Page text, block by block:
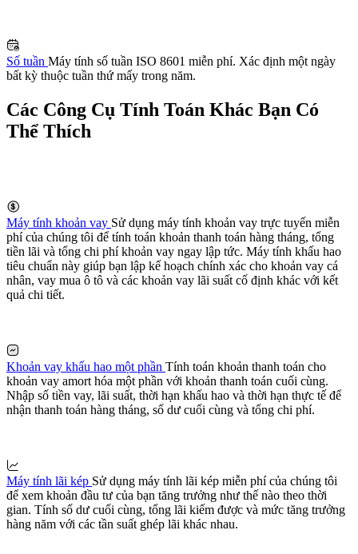
Số tuần Máy tính số tuần ISO 8601 miễn phí. Xác định một ngày
bất kỳ thuộc tuần thứ mấy trong năm.
Các Công Cụ Tính Toán Khác Bạn Có
Thể Thích
Máy tính khoản vay Sử dụng máy tính khoản vay trực tuyến miễn
phí của chúng tôi để tính toán khoản thanh toán hàng tháng, tổng
tiền lãi và tổng chi phí khoản vay ngay lập tức. Máy tính khấu hao
tiêu chuẩn này giúp bạn lập kế hoạch chính xác cho khoản vay cá
nhân, vay mua ô tô và các khoản vay lãi suất cố định khác với kết
quả chi tiết.
Khoản vay khấu hao một phần Tính toán khoản thanh toán cho
khoản vay amort hóa một phần với khoản thanh toán cuối cùng.
Nhập số tiền vay, lãi suất, thời hạn khấu hao và thời hạn thực tế để
nhận thanh toán hàng tháng, số dư cuối cùng và tổng chi phí.
Máy tính lãi kép Sử dụng máy tính lãi kép miễn phí của chúng tôi
để xem khoản đầu tư của bạn tăng trưởng như thế nào theo thời
gian. Tính số dư cuối cùng, tổng lãi kiếm được và mức tăng trưởng
hàng năm với các tần suất ghép lãi khác nhau.